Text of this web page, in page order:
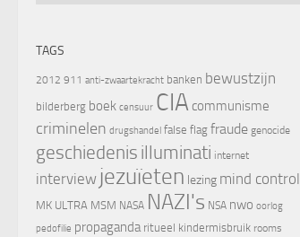
TAGS
2012 911 anti-zwaartekracht banken bewustzijn
bilderberg boek censuur CIA communisme
criminelen drugshandel false flag fraude genocide
geschiedenis illuminati internet
interview jezuïeten lezing mind control
MK ULTRA MSM NASA NAZI's NSA nwo oorlog
pedofilie propaganda ritueel kindermisbruik rooms